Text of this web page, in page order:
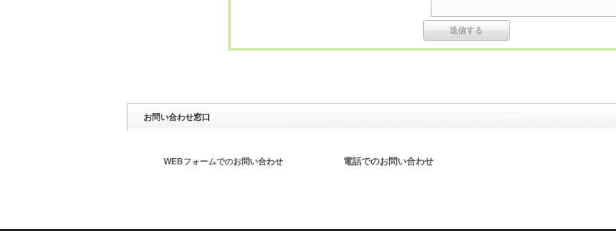
お問い合わせ窓口
WEBフォームでのお問い合わせ 電話でのお問い合わせ